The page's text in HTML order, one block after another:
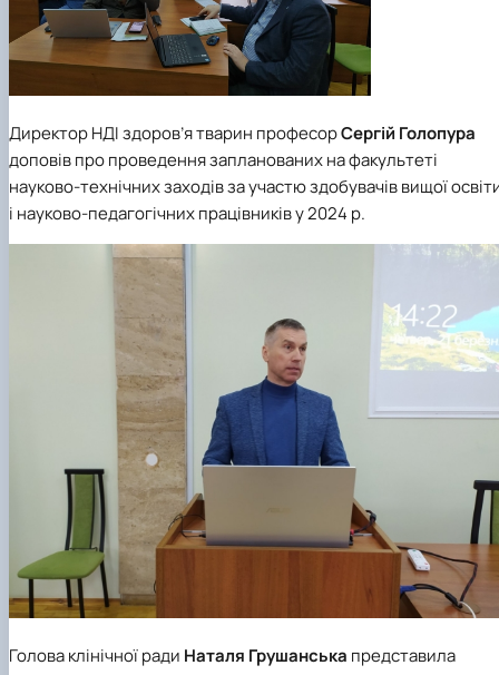
Директор НДІ здоров’я тварин професорСергій Голопура
доповів про проведення запланованих на факультеті
науково-технічних заходів за участю здобувачів вищої
і науково-педагогічних працівників у 2024 р.
Голова клінічної ради Наталя Грушанська представила